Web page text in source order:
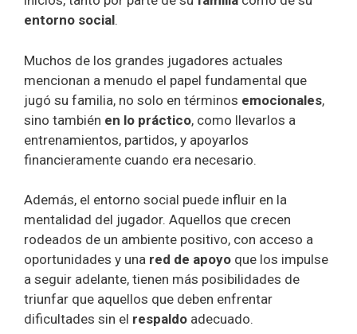
entorno social.
Muchos de los grandes jugadores actuales
mencionan a menudo el papel fundamental que
jugó su familia, no solo en términos emocionales,
sino también en lo práctico, como llevarlos a
entrenamientos, partidos, y apoyarlos
financieramente cuando era necesario.
Además, el entorno social puede influir en la
mentalidad del jugador. Aquellos que crecen
rodeados de un ambiente positivo, con acceso a
oportunidades y una red de apoyo que los impulse
a seguir adelante, tienen más posibilidades de
triunfar que aquellos que deben enfrentar
dificultades sin el respaldo adecuado.